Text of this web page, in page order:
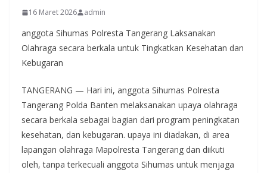
16 Maret 2026 admin
anggota Sihumas Polresta Tangerang Laksanakan
Olahraga secara berkala untuk Tingkatkan Kesehatan dan
Kebugaran
TANGERANG — Hari ini, anggota Sihumas Polresta
Tangerang Polda Banten melaksanakan upaya olahraga
secara berkala sebagai bagian dari program peningkatan
kesehatan, dan kebugaran. upaya ini diadakan, di area
lapangan olahraga Mapolresta Tangerang dan diikuti
oleh, tanpa terkecuali anggota Sihumas untuk menjaga